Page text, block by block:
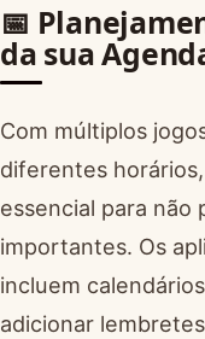
📅
da sua
Com múltiplos
diferentes
essencial para não
importantes. Os
incluem
adicionar